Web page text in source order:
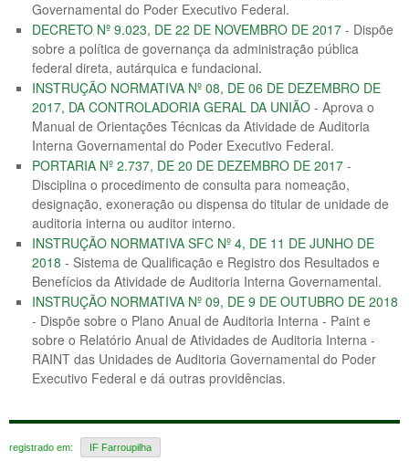
Governamental do Poder Executivo Federal.
DECRETO Nº 9.023, DE 22 DE NOVEMBRO DE 2017 - Dispõe
sobre a política de governança da administração pública
federal direta, autárquica e fundacional.
INSTRUÇÃO NORMATIVA Nº 08, DE 06 DE DEZEMBRO DE
2017, DA CONTROLADORIA GERAL DA UNIÃO - Aprova o
Manual de Orientações Técnicas da Atividade de Auditoria
Interna Governamental do Poder Executivo Federal.
PORTARIA Nº 2.737, DE 20 DE DEZEMBRO DE 2017 -
Disciplina o procedimento de consulta para nomeação,
designação, exoneração ou dispensa do titular de unidade de
auditoria interna ou auditor interno.
INSTRUÇÃO NORMATIVA SFC Nº 4, DE 11 DE JUNHO DE
2018 - Sistema de Qualificação e Registro dos Resultados e
Benefícios da Atividade de Auditoria Interna Governamental.
INSTRUÇÃO NORMATIVA Nº 09, DE 9 DE OUTUBRO DE 2018
- Dispõe sobre o Plano Anual de Auditoria Interna - Paint e
sobre o Relatório Anual de Atividades de Auditoria Interna -
RAINT das Unidades de Auditoria Governamental do Poder
Executivo Federal e dá outras providências.
registrado em: IF Farroupilha